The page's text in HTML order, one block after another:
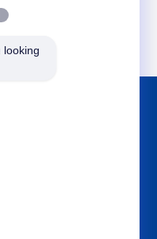
looking